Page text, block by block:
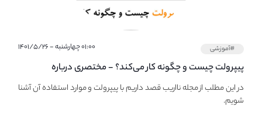
#آموزشی ۰۱:۰۰ چهارشنبه - ۱۴۰۱/۵/۲۶
پیپر‌ولت چیست و چگونه کار می‌کند؟ - مختصری درباره
PaperWallet
در این مطلب از مجله نااریب قصد داریم با پیپر‌ولت و موارد استفاده آن آشنا
شویم.